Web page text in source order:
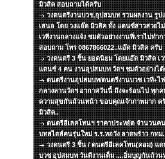
มิวสิค สอบถามได้ครับ
วงดนตรีงานบวช,อุปสมบท รวมผลงาน รูป
เสนอ โดย วงแอ๊ด มิวสิค ทั้ง แดนซ์สาวสวยไ
เวทีงานกลางแจ้ง ชมตัวอย่างงานที่เราไปทำ
สอบถาม โทร 0867866022..แอ๊ด มิวสิค ครับ
วงดนตรี 3 ชิ้น ยอดนิยม โดยแอ๊ด มิวสิค เ
แดนซ์ 4 คน งานอุปสมบท วัดฯ ชมตัวอย่างไ
ดนตรีงานอุปสมบท/ดนตรีงานบวช เวที+ไ
กลางลานวัดฯ อากาศวันนี้ ถึงจะร้อนไป ทุก
ความสุขกันถ้วนหน้า ขอบคุณเจ้าภาพมาก ค
มิวสิค..
ดนตรีอีเลคโทนฯ ราคาประหยัด จำนวนค
บทสไตส์คนรุ่นใหม่ ร.ร.หอวัง ลาดพร้าว กทม.
วงดนตรี 3 ชิ้น / ดนตรีอีเลคโทน(คอม) แด
บวช อุปสมบท วันดีงานเต็ม ....อิ่มบุญกันถ้วน